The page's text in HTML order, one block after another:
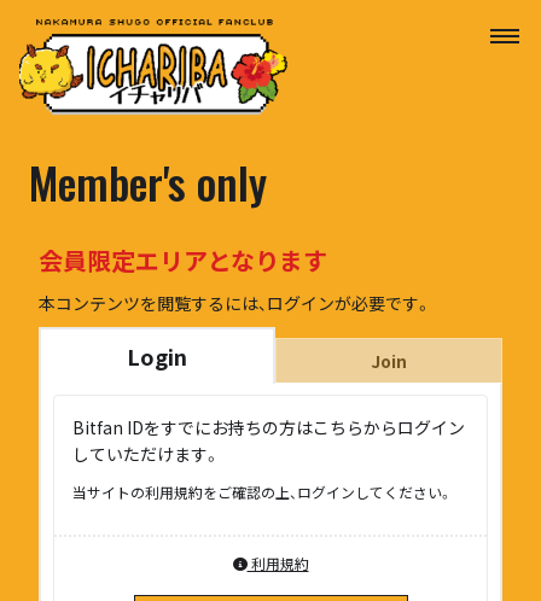
Member's only
会員限定エリアとなります
本コンテンツを閲覧するには、ログインが必要です。
Login Join
Bitfan IDをすでにお持ちの方はこちらからログイン
していただけます。
当サイトの利用規約をご確認の上、ログインしてください。
利用規約